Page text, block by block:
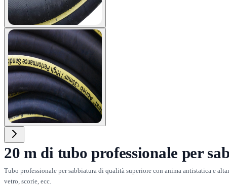
View larger image
20 m di tubo professionale per
Tubo professionale per sabbiatura di qualità superiore con anima antistatica e
vetro, scorie, ecc.